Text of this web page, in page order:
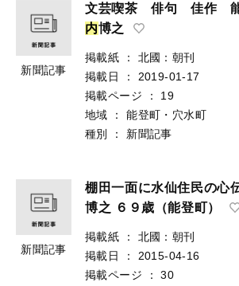
新聞記事
文芸喫茶 俳句 佳作
内博之
掲載紙 ：
北國：朝刊
掲載日
：
2019-01-17
掲載ページ
：
19
地域
：
能登町・穴水町
種別
： 新聞記事
新聞記事
棚田一面に水仙住民の心
博之 ６９歳（能登町）
掲載紙 ：
北國：朝刊
掲載日
：
2015-04-16
掲載ページ
：
30